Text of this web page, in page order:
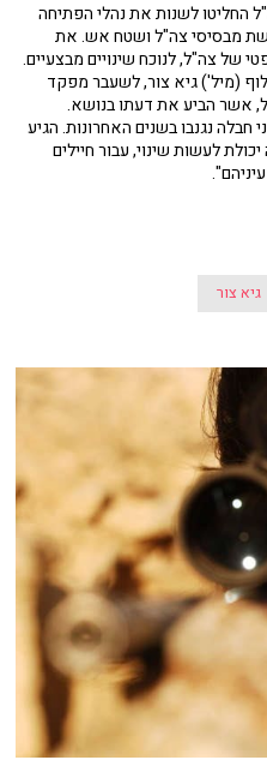
החליטו לשנות את נהלי הפתיחה
מבסיסי צה"ל ושטח אש. את
של צה"ל, לנוכח שינויים מבצעיים.
(מיל') גיא צור, לשעבר מפקד
אשר הביע את דעתו בנושא.
חבלה נגנבו בשנים האחרונות. הגיע
לעשות שינוי, עבור חיילים
גיא צור